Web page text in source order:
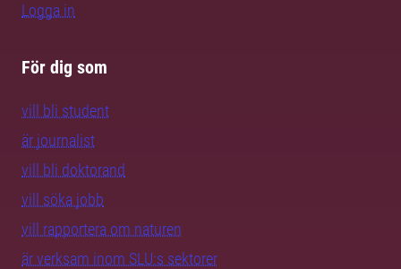
Logga in
För dig som
vill bli student
är journalist
vill bli doktorand
vill söka jobb
vill rapportera om naturen
är verksam inom SLU:s sektorer